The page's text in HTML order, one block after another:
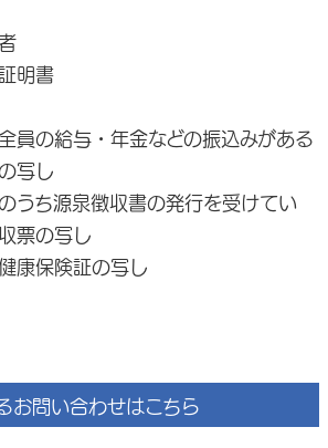
明書
員の給与・年金などの振込みがある
写し
うち源泉徴収書の発行を受けてい
票の写し
康保険証の写し
お問い合わせはこちら